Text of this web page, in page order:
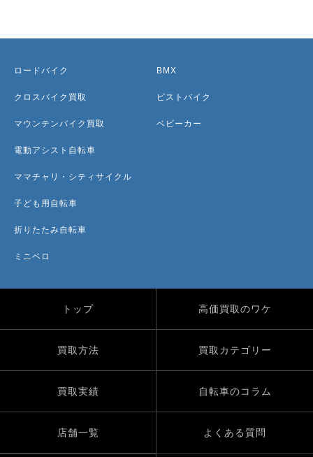
ロードバイク
クロスバイク買取
マウンテンバイク買取
電動アシスト自転車
ママチャリ・シティサイクル
子ども用自転車
折りたたみ自転車
ミニベロ
BMX
ピストバイク
ベビーカー
トップ 高価買取のワケ
買取方法 買取カテゴリー
買取実績 自転車のコラム
店舗一覧 よくある質問